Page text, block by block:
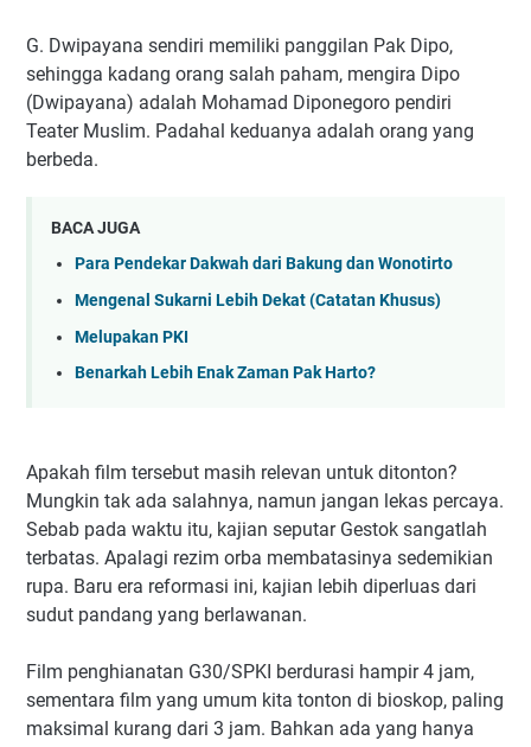
G. Dwipayana sendiri memiliki panggilan Pak Dipo,
sehingga kadang orang salah paham, mengira Dipo
(Dwipayana) adalah Mohamad Diponegoro pendiri
Teater Muslim. Padahal keduanya adalah orang yang
berbeda.
BACA JUGA
Para Pendekar Dakwah dari Bakung dan Wonotirto
Mengenal Sukarni Lebih Dekat (Catatan Khusus)
Melupakan PKI
Benarkah Lebih Enak Zaman Pak Harto?
Apakah film tersebut masih relevan untuk ditonton?
Mungkin tak ada salahnya, namun jangan lekas percaya.
Sebab pada waktu itu, kajian seputar Gestok sangatlah
terbatas. Apalagi rezim orba membatasinya sedemikian
rupa. Baru era reformasi ini, kajian lebih diperluas dari
sudut pandang yang berlawanan.
Film penghianatan G30/SPKI berdurasi hampir 4 jam,
sementara film yang umum kita tonton di bioskop, paling
maksimal kurang dari 3 jam. Bahkan ada yang hanya